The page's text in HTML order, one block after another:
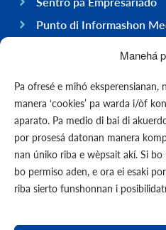
Manehá
Pa ofresé e mihó
manera ‘cookies’ pa warda i/òf
aparato. Pa medio di bai di
por prosesá datonan manera
nan úniko riba e wèpsait akí. Si
bo permiso aden, e ora ei esaki
riba sierto funshonnan i
Punto di Informashon
Hasi negoshi na Boneiru
Ekonomia
Gobièrnu
Infrastruktura
General
Kontakto